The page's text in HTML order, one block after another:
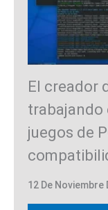
El creador
trabajando
juegos de
12 De Noviembre